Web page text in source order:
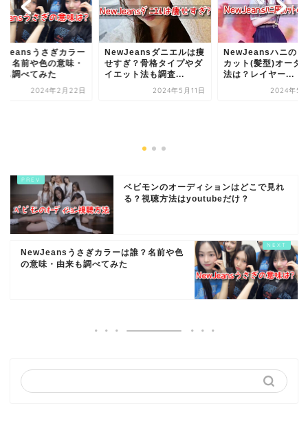
うさぎカラー
？名前や色の意味・
も調べてみた
2024年2月22日
NewJeansダニエルは痩
せすぎ？骨格タイプやダ
イエット法も調査...
2024年5月11日
NewJeansハニのウ
カット(髪型)オーダ
法は？レイヤー...
2024年5
ベビモンのオーディションはどこで見れ
る？視聴方法はyoutubeだけ？
NewJeansうさぎカラーは誰？名前や色
の意味・由来も調べてみた